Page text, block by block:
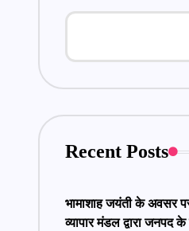
Recent Posts
भामाशाह जयंती के अवसर
व्यापार मंडल द्वारा जनपद